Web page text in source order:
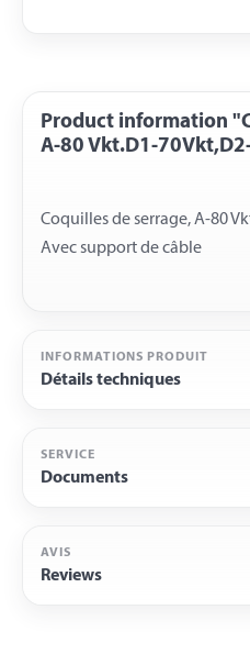
Product information
A-80 Vkt.D1-
Coquilles de serrage, A-80
INFORMATIONS PRODUIT
Détails techniques
SERVICE
Documents
AVIS
Reviews